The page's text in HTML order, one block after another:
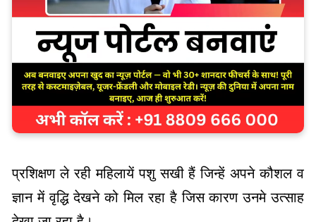
प्रशिक्षण ले रही महिलायें पशु सखी हैं जिन्हें अपने कौशल व
ज्ञान में वृद्धि देखने को मिल रहा है जिस कारण उनमे उत्साह